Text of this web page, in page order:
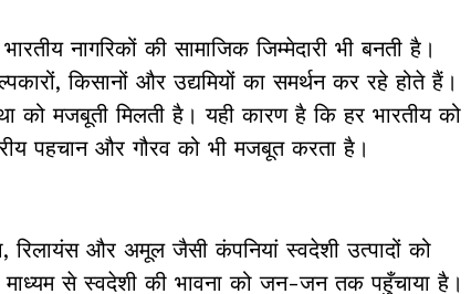
नागरिकों की सामाजिक जिम्मेदारी भी बनती है।
किसानों और उद्यमियों का समर्थन कर रहे होते हैं।
को मजबूती मिलती है। यही कारण है कि हर भारतीय को
पहचान और गौरव को भी मजबूत करता है।
रिलायंस और अमूल जैसी कंपनियां स्वदेशी उत्पादों को
से स्वदेशी की भावना को जन-जन तक पहुँचाया है।